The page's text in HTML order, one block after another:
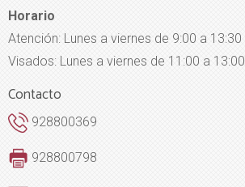
Horario
Atención: Lunes a viernes de 9:00 a 13:30
Visados: Lunes a viernes de 11:00 a 13:00
Contacto
928800369
928800798